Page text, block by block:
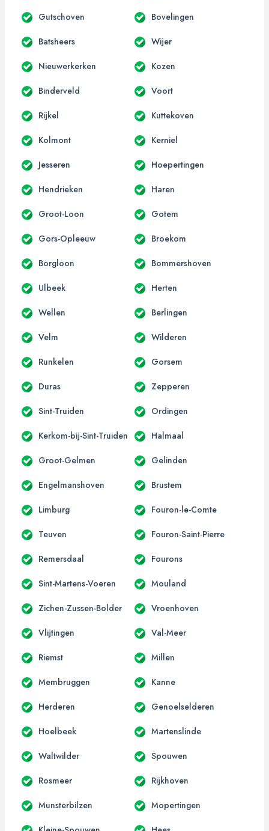
Gutschoven Bovelingen
Batsheers Wijer
Nieuwerkerken Kozen
Binderveld Voort
Rijkel Kuttekoven
Kolmont Kerniel
Jesseren Hoepertingen
Hendrieken Haren
Groot-Loon Gotem
Gors-Opleeuw Broekom
Borgloon Bommershoven
Ulbeek Herten
Wellen Berlingen
Velm Wilderen
Runkelen Gorsem
Duras Zepperen
Sint-Truiden Ordingen
Kerkom-bij-Sint-Truiden Halmaal
Groot-Gelmen Gelinden
Engelmanshoven Brustem
Limburg Fouron-le-Comte
Teuven Fouron-Saint-Pierre
Remersdaal Fourons
Sint-Martens-Voeren Mouland
Zichen-Zussen-Bolder Vroenhoven
Vlijtingen Val-Meer
Riemst Millen
Membruggen Kanne
Herderen Genoelselderen
Hoelbeek Martenslinde
Waltwilder Spouwen
Rosmeer Rijkhoven
Munsterbilzen Mopertingen